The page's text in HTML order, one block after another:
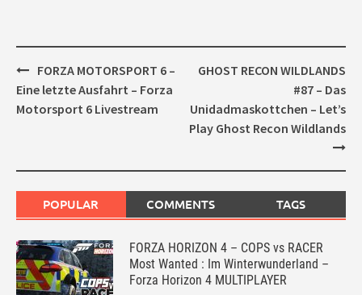
Post
navigation
FORZA MOTORSPORT 6 –
Eine letzte Ausfahrt – Forza
Motorsport 6 Livestream
GHOST RECON WILDLANDS
#87 – Das
Unidadmaskottchen – Let’s
Play Ghost Recon Wildlands
POPULAR COMMENTS TAGS
FORZA HORIZON 4 – COPS vs RACER
Most Wanted : Im Winterwunderland –
Forza Horizon 4 MULTIPLAYER